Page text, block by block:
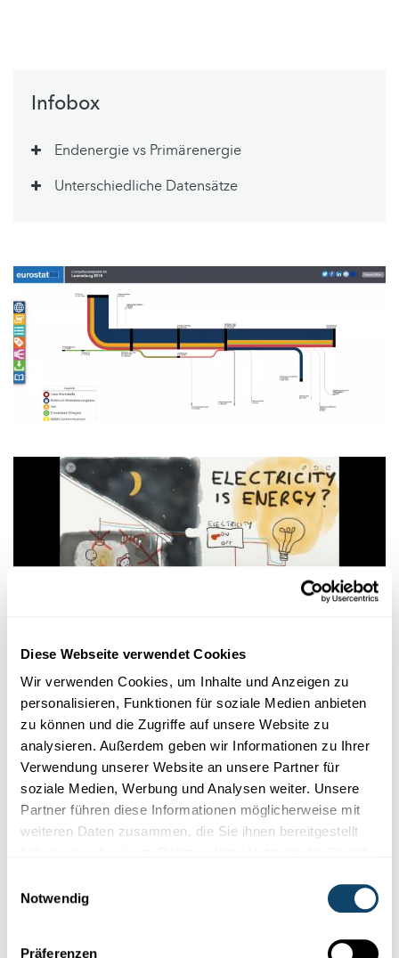
Diese Webseite verwendet Cookies
Wir verwenden Cookies, um Inhalte und Anzeigen zu
personalisieren, Funktionen für soziale Medien anbieten
zu können und die Zugriffe auf unsere Website zu
analysieren. Außerdem geben wir Informationen zu Ihrer
Verwendung unserer Website an unsere Partner für
soziale Medien, Werbung und Analysen weiter. Unsere
Partner führen diese Informationen möglicherweise mit
weiteren Daten zusammen, die Sie ihnen bereitgestellt
Notwendig
Präferenzen
Infobox
Endenergie vs Primärenergie
Unterschiedliche Datensätze
Wissenschaft in der Gesellschaft
Where does energy come from?
What is energy? Where does it come from? And will it last
forever? Phillip Dale, researcher at the University of Luxembo...
University of Luxembourg
meisten Energie in Luxemburg?